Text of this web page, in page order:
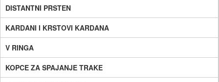
DISTANTNI PRSTEN
KARDANI I KRSTOVI KARDANA
V RINGA
KOPCE ZA SPAJANJE TRAKE